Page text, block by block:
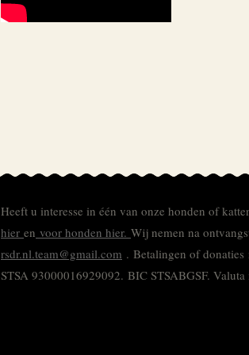
Heeft u interesse in één van onze honden of
hier en voor honden hier. Wij nemen na
rsdr.nl.team@gmail.com . Betalingen of
STSA 93000016929092. BIC STSABGSF. Valuta